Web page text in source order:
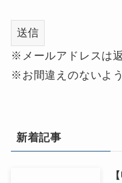
※メールアドレスは
※お間違えのないよ
新着記事